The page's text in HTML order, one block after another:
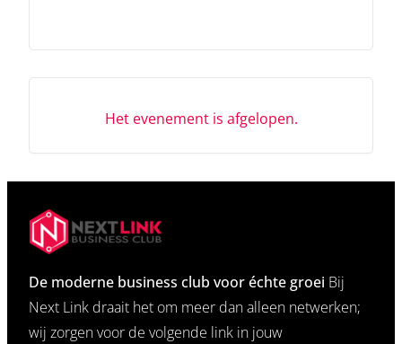
Het evenement is afgelopen.
De moderne business club voor échte groei Bij
Next Link draait het om meer dan alleen netwerken;
wij zorgen voor de volgende link in jouw